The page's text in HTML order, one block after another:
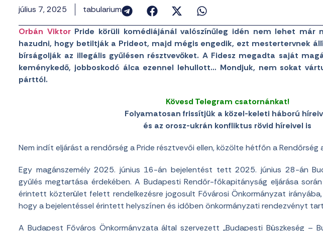
július 7, 2025 tabularium
Orbán ViktorPride körüli komédiájánál valószínűleg idén nem lehet már
hazudni, hogy betiltják a Prideot, majd mégis engedik, ezt mestertervnek
bírságolják az illegális gyűlésen résztvevőket. A Fidesz megadta saját
keménykedő, jobboskodó álca ezennel lehullott… Mondjuk, nem sokat
párttól.
Kövesd Telegram csatornánkat!
Folyamatosan frissítjük a közel-keleti háború
és az orosz-ukrán konfliktus rövid híreivel is
Nem indít eljárást a rendőrség a Pride résztvevői ellen, közölte hétfőn a Rendőrség
Egy magánszemély 2025. június 16-án bejelentést tett 2025. június 28-án
gyűlés megtartása érdekében. A Budapesti Rendőr-főkapitányság eljárása
érintett közterület felett rendelkezésre jogosult Fővárosi Önkormányzat
hogy a bejelentéssel érintett helyszínen és időben önkormányzati rendezvényt
A Budapest Főváros Önkormányzata által szervezett „Budapesti Büszkeség –